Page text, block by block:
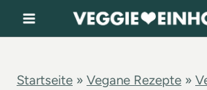
u
Startseite » Vegane Rezepte »